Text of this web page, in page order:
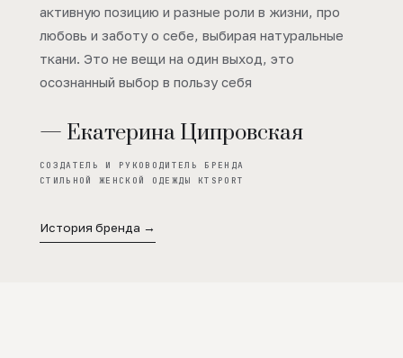
активную позицию и разные роли в жизни, про
любовь и заботу о себе, выбирая натуральные
ткани. Это не вещи на один выход, это
осознанный выбор в пользу себя
— Екатерина Ципровская
СОЗДАТЕЛЬ И РУКОВОДИТЕЛЬ БРЕНДА
СТИЛЬНОЙ ЖЕНСКОЙ ОДЕЖДЫ KTSPORT
История бренда →